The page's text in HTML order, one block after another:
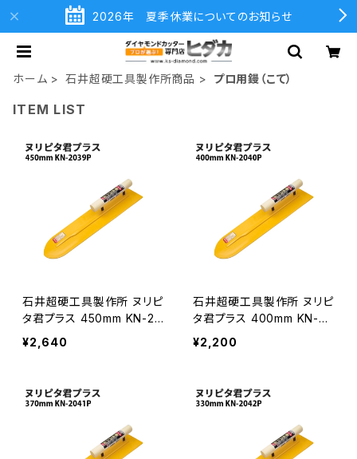
2026年 夏季休業についてのお知らせ
ホーム 石井超硬工具製作所商品 プロ用鏝（こて）
ITEM LIST
石井超硬工具製作所 ヌリピ
タ君プラス 450mm KN-20
39P プロ用鏝 こて コテ≪
メーカー直送≫ KN-2039
¥2,640
石井超硬工具製作所 ヌリピ
タ君プラス 400mm KN-20
40P プロ用鏝 こて コテ ≪
メーカー直送≫ KN-2040
¥2,200